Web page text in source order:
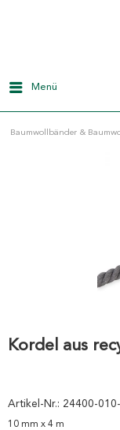
Menü
Baumwollbänder &
Kordel aus
Artikel-Nr.: 24400-010-
10 mm x 4 m